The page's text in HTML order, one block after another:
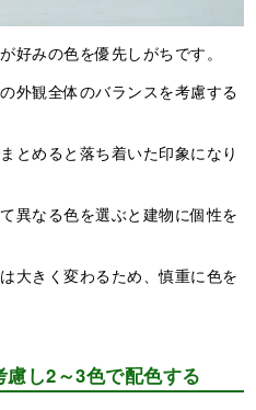
好みの色を優先しがちです。
外観全体のバランスを考慮する
とめると落ち着いた印象になり
異なる色を選ぶと建物に個性を
大きく変わるため、慎重に色を
し2～3色で配色する